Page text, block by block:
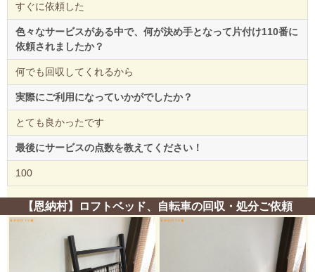
すぐに依頼した
色々なサービスがある中で、何が決め手となって片付け110番に
依頼されましたか？
何でも回収してくれるから
実際にご利用になっていかがでしたか？
とても良かったです
最後にサービスの点数を教えてください！
100
【恩納村】ロフトベッド、自転車の回収・処分ご依頼